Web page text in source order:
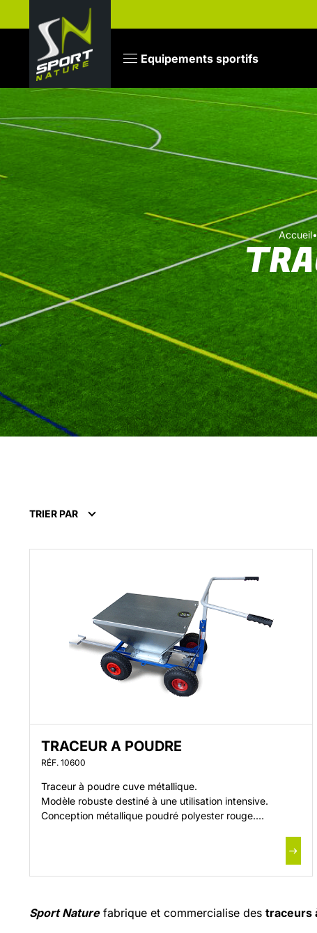
Equipements sportifs
Accueil•
TRIER PAR
TRACEUR A POUDRE
RÉF. 10600
Traceur à poudre cuve métallique.
Modèle robuste destiné à une utilisation intensive.
Conception métallique poudré polyester rouge.
Sport Naturefabrique et commercialise des traceurs